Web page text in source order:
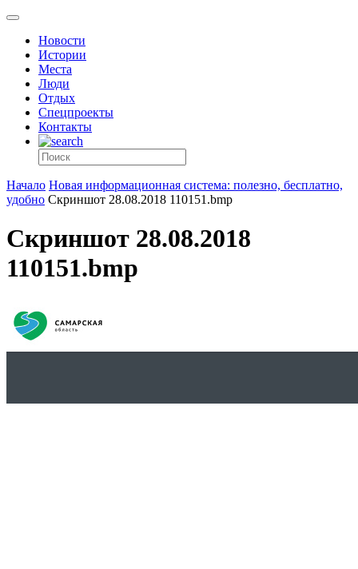
Новости
Истории
Места
Люди
Отдых
Спецпроекты
Контакты
Начало Новая информационная система: полезно, бесплатно,
удобно Скриншот 28.08.2018 110151.bmp
Скриншот 28.08.2018
110151.bmp